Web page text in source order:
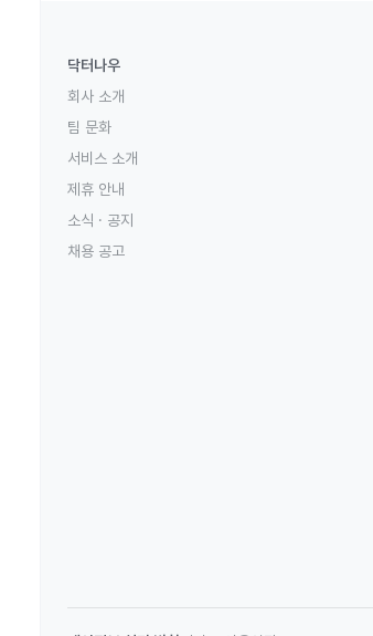
닥터나우
회사 소개
팀 문화
서비스 소개
제휴 안내
소식 · 공지
채용 공고